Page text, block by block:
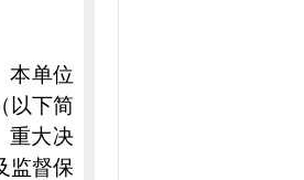
本单位
以下简
重大决
监督保